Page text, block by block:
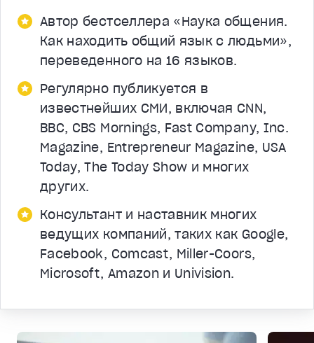
Автор бестселлера «Наука общения.
Как находить общий язык с людьми»,
переведенного на 16 языков.
Регулярно публикуется в
известнейших СМИ, включая CNN,
BBC, CBS Mornings, Fast Company, Inc.
Magazine, Entrepreneur Magazine, USA
Today, The Today Show и многих
других.
Консультант и наставник многих
ведущих компаний, таких как Google,
Facebook, Comcast, Miller-Coors,
Microsoft, Amazon и Univision.